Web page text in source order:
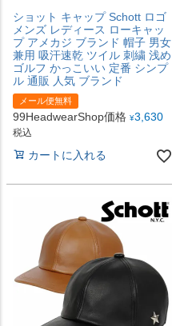
ショット キャップ Schott ロゴ
メンズ レディース ローキャッ
プ アメカジ ブランド 帽子 男女
兼用 吸汗速乾 ツイル 刺繍 浅め
ゴルフ かっこいい 定番 シンプ
ル 通販 人気 ブランド
メール便無料
99HeadwearShop価格 ¥3,630
税込
カートに入れる